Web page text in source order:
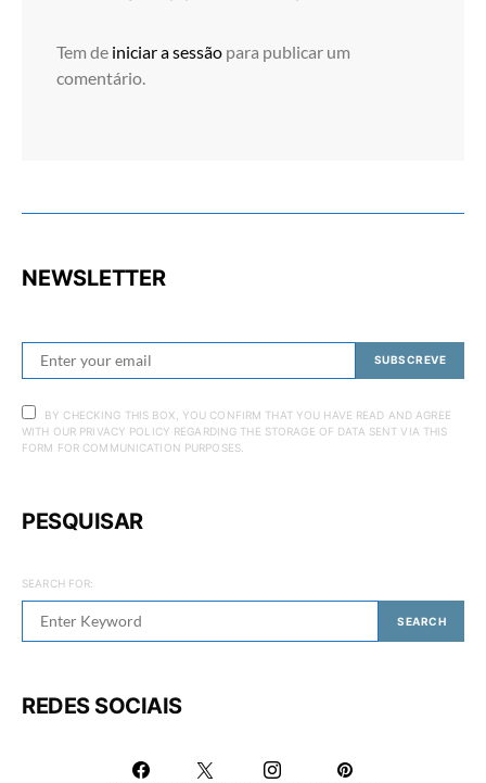
Tem de iniciar a sessão para publicar um
comentário.
NEWSLETTER
SUBSCREVE
BY CHECKING THIS BOX, YOU CONFIRM THAT YOU HAVE READ AND AGREE
WITH OUR PRIVACY POLICY REGARDING THE STORAGE OF DATA SENT VIA THIS
FORM FOR COMMUNICATION PURPOSES.
PESQUISAR
SEARCH FOR:
SEARCH
REDES SOCIAIS